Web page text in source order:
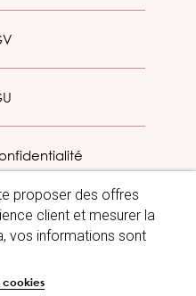
légales
proposer des offres
client et mesurer la
vos informations sont
cookies